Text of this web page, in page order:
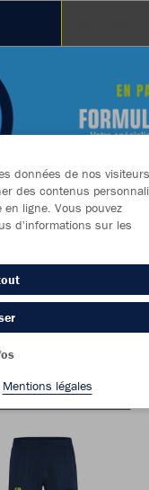
et Fier
données de nos
des contenus
ligne. Vous pouvez
d'informations sur les
Mentions légales